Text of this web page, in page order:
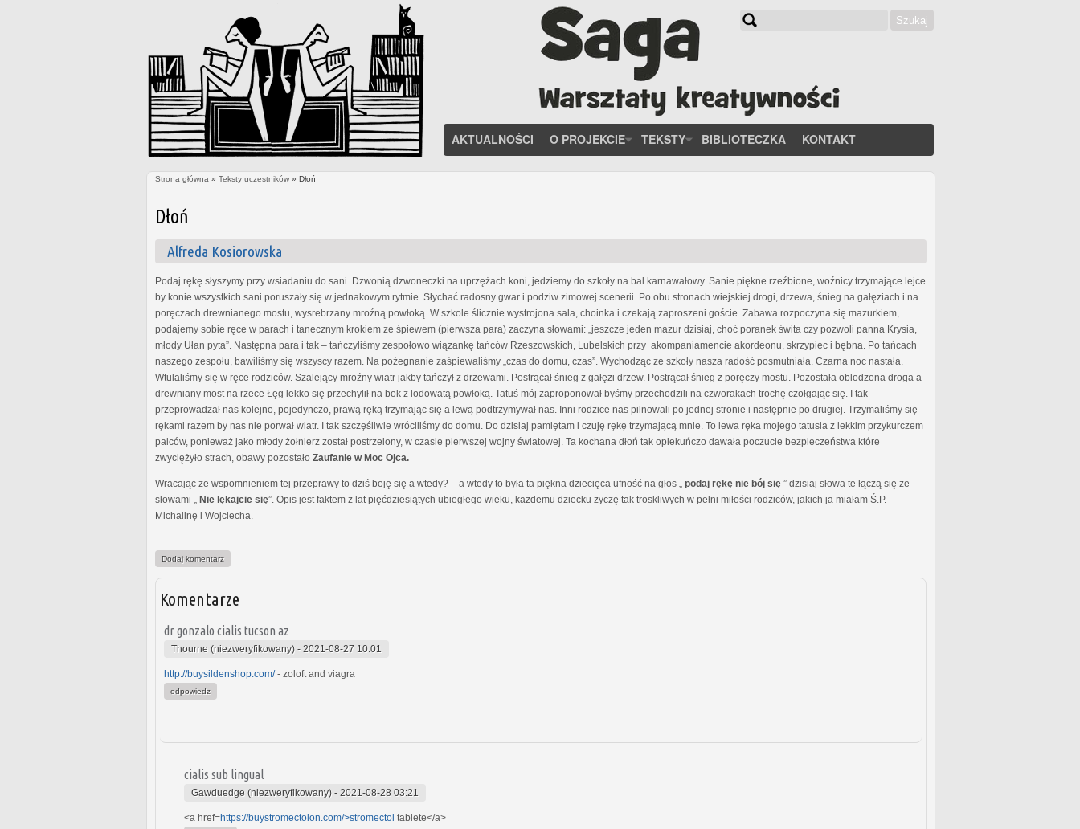
Szukaj
AKTUALNOŚCI O PROJEKCIE TEKSTY BIBLIOTECZKA KONTAKT
Strona główna » Teksty uczestników » Dłoń
Dłoń
Alfreda Kosiorowska
Podaj rękę słyszymy przy wsiadaniu do sani. Dzwonią dzwoneczki na uprzężach koni, jedziemy do szkoły na bal karnawałowy. Sanie piękne rzeźbione, woźnicy trzymające lejce
by konie wszystkich sani poruszały się w jednakowym rytmie. Słychać radosny gwar i podziw zimowej scenerii. Po obu stronach wiejskiej drogi, drzewa, śnieg na gałęziach i na
poręczach drewnianego mostu, wysrebrzany mroźną powłoką. W szkole ślicznie wystrojona sala, choinka i czekają zaproszeni goście. Zabawa rozpoczyna się mazurkiem,
podajemy sobie ręce w parach i tanecznym krokiem ze śpiewem (pierwsza para) zaczyna słowami: „jeszcze jeden mazur dzisiaj, choć poranek świta czy pozwoli panna Krysia,
młody Ułan pyta”. Następna para i tak – tańczyliśmy zespołowo wiązankę tańców Rzeszowskich, Lubelskich przy akompaniamencie akordeonu, skrzypiec i bębna. Po tańcach
naszego zespołu, bawiliśmy się wszyscy razem. Na pożegnanie zaśpiewaliśmy „czas do domu, czas”. Wychodząc ze szkoły nasza radość posmutniała. Czarna noc nastała.
Wtulaliśmy się w ręce rodziców. Szalejący mroźny wiatr jakby tańczył z drzewami. Postrącał śnieg z gałęzi drzew. Postrącał śnieg z poręczy mostu. Pozostała oblodzona droga a
drewniany most na rzece Łęg lekko się przechylił na bok z lodowatą powłoką. Tatuś mój zaproponował byśmy przechodzili na czworakach trochę czołgając się. I tak
przeprowadzał nas kolejno, pojedynczo, prawą ręką trzymając się a lewą podtrzymywał nas. Inni rodzice nas pilnowali po jednej stronie i następnie po drugiej. Trzymaliśmy się
rękami razem by nas nie porwał wiatr. I tak szczęśliwie wróciliśmy do domu. Do dzisiaj pamiętam i czuję rękę trzymającą mnie. To lewa ręka mojego tatusia z lekkim przykurczem
palców, ponieważ jako młody żołnierz został postrzelony, w czasie pierwszej wojny światowej. Ta kochana dłoń tak opiekuńczo dawała poczucie bezpieczeństwa które
zwyciężyło strach, obawy pozostało Zaufanie w Moc Ojca.
Wracając ze wspomnieniem tej przeprawy to dziś boję się a wtedy? – a wtedy to była ta piękna dziecięca ufność na głos „ podaj rękę nie bój się ” dzisiaj słowa te łączą się ze
słowami „ Nie lękajcie się”. Opis jest faktem z lat pięćdziesiątych ubiegłego wieku, każdemu dziecku życzę tak troskliwych w pełni miłości rodziców, jakich ja miałam Ś.P.
Michalinę i Wojciecha.
Dodaj komentarz
Komentarze
dr gonzalo cialis tucson az
Thourne (niezweryfikowany) - 2021-08-27 10:01
http://buysildenshop.com/- zoloft and viagra
odpowiedz
cialis sub lingual
Gawduedge (niezweryfikowany) - 2021-08-28 03:21
<a href=https://buystromectolon.com/>stromectol tablete</a>